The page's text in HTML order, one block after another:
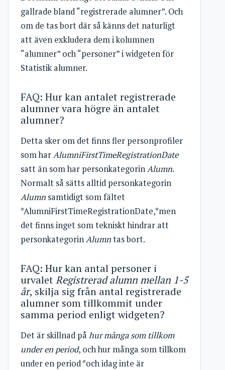
gallrade bland “registrerade alumner”. Och
om de tas bort där så känns det naturligt
att även exkludera dem i kolumnen
“alumner” och “personer” i widgeten för
Statistik alumner.
FAQ: Hur kan antalet registrerade
alumner vara högre än antalet
alumner?
Detta sker om det finns fler personprofiler
som harAlumniFirstTimeRegistrationDate
satt än som har personkategorinAlumn.
Normalt så sätts alltid personkategorin
Alumn samtidigt som fältet
*AlumniFirstTimeRegistrationDate,*men
det finns inget som tekniskt hindrar att
personkategorinAlumntas bort.
FAQ: Hur kan antal personer i
urvalet Registrerad alumn mellan 1-5
år, skilja sig från antal registrerade
alumner som tillkommit under
samma period enligt widgeten?
Det är skillnad på hur många som tillkom
under en period, och hur många som tillkom
under en period *och idag inte är